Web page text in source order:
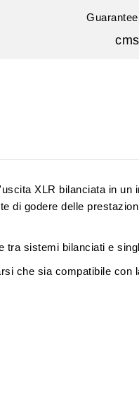
XLR bilanciata in un
di godere delle
tra sistemi bilanciati e
che sia compatibile con